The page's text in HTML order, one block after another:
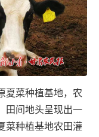
夏菜种植基地，农
田间地头呈现出一
菜种植基地农田灌